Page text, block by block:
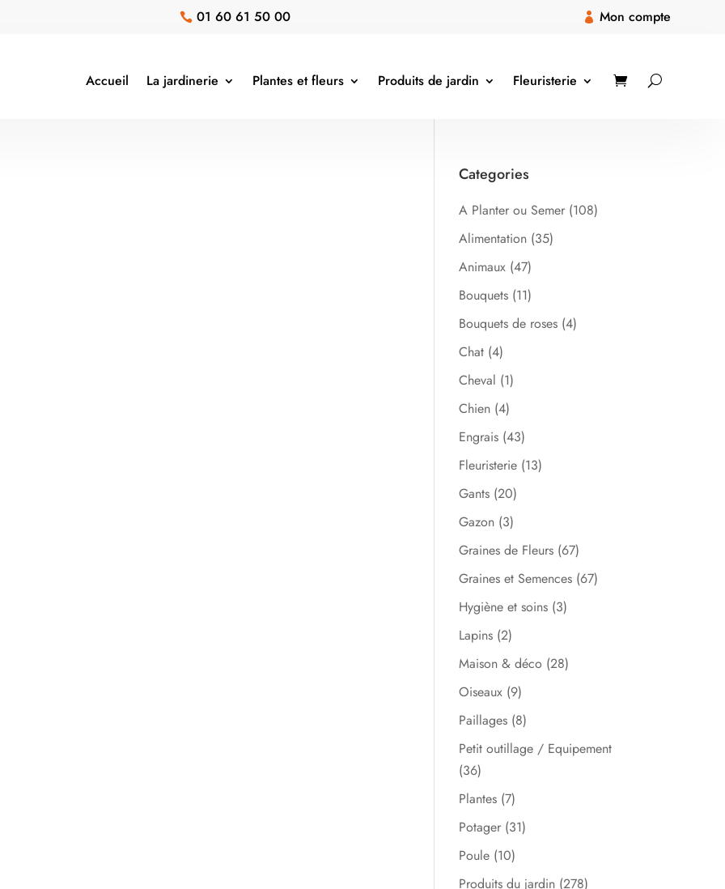
 01 60 61 50 00  Mon compte
Accueil La jardinerie Plantes et fleurs Produits de jardin Fleuristerie
Categories
A Planter ou Semer (108)
Alimentation (35)
Animaux (47)
Bouquets (11)
Bouquets de roses (4)
Chat (4)
Cheval (1)
Chien (4)
Engrais (43)
Fleuristerie (13)
Gants (20)
Gazon (3)
Graines de Fleurs (67)
Graines et Semences (67)
Hygiène et soins (3)
Lapins (2)
Maison & déco (28)
Oiseaux (9)
Paillages (8)
Petit outillage / Equipement
(36)
Plantes (7)
Potager (31)
Poule (10)
Produits du jardin (278)